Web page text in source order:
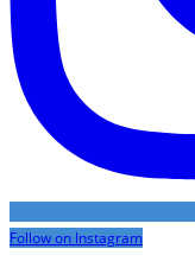
Follow on Instagram